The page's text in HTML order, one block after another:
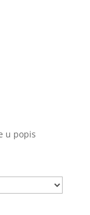
u popis